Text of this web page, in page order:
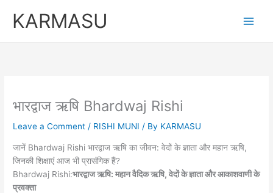
KARMASU
भारद्वाज ऋषि Bhardwaj Rishi
Leave a Comment / RISHI MUNI / By KARMASU
जानें Bhardwaj Rishi भारद्वाज ऋषि का जीवन: वेदों के ज्ञाता और महान ऋषि,
जिनकी शिक्षाएं आज भी प्रासंगिक हैं?
Bhardwaj Rishi:भारद्वाज ऋषि: महान वैदिक ऋषि, वेदों के ज्ञाता और आकाशवाणी के
प्रवक्ता